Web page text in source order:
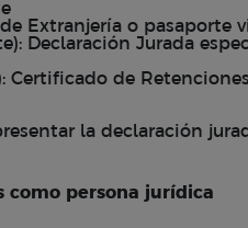
Extranjería o pasaporte
Declaración Jurada
Certificado de
la declaración
como persona jurídica